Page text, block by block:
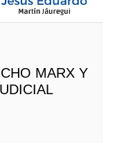
MARX Y